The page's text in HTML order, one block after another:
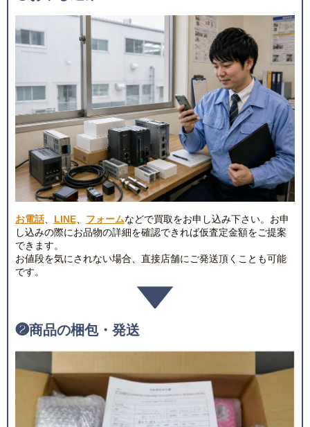
お電話、 LINE、 フォームなどで買取をお申し込み下さい。お申
し込みの際にお品物の詳細を確認できれば仮査定金額をご提案
できます。
お値段を気にされない場合、直接店舗にご発送頂くことも可能
です。
❷商品の梱包・発送